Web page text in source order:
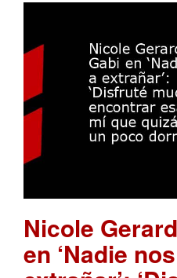
Nicole
en ‘Nadie